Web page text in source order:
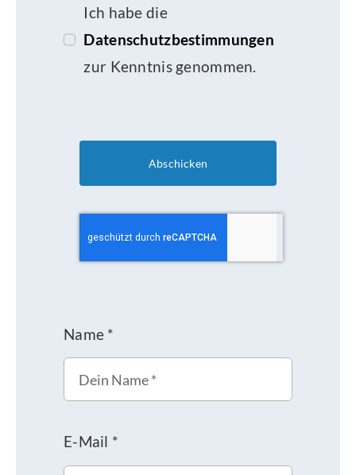
Ich habe die
Datenschutzbestimmungen
zur Kenntnis genommen.
Abschicken
Name *
E-Mail *